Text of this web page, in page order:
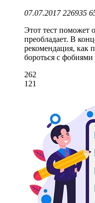
07.07.2017 226935
Этот тест поможет
преобладает. В
рекомендация, как
бороться с фобиями
262
121